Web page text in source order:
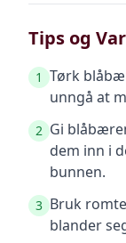
Tips og
1 Tørk
unngå at
2 Gi
dem inn i
bunnen.
3 Bruk
blander